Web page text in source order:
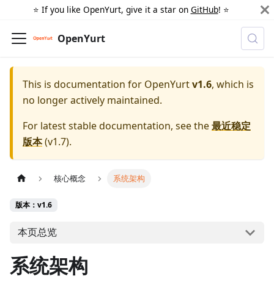
⭐️ If you like OpenYurt, give it a star on GitHub! ⭐️
OpenYurt
This is documentation for OpenYurtv1.6, which is
no longer actively maintained.
For latest stable documentation, see the最近稳定
版本(v1.7).
核心概念 系统架构
版本：v1.6
本页总览
系统架构